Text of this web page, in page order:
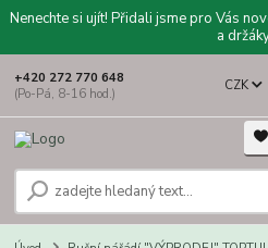
Nenechte si ujít! Přidali jsme pro Vás
a
CZK
+420 272 770 648
(Po-Pá, 8-16 hod.)